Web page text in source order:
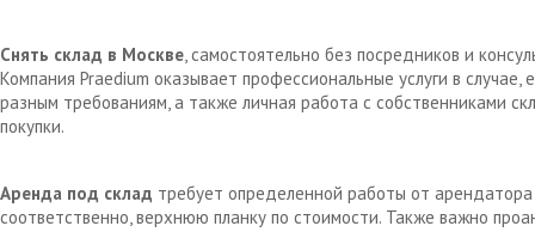
Снять склад в Москве, самостоятельно без посредников и
Компания Praedium оказывает профессиональные услуги в
разным требованиям, а также личная работа с собственниками
покупки.
Аренда под склад требует определенной работы от
соответственно, верхнюю планку по стоимости. Также важно